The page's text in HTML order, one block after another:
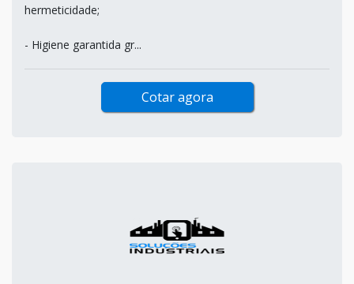
hermeticidade;
- Higiene garantida gr...
Cotar agora